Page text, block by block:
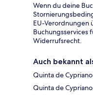
Wenn du deine
EU-Verordnungen
Buchungsservices
Widerrufsrecht.
Auch bekannt
Quinta de
Quinta de